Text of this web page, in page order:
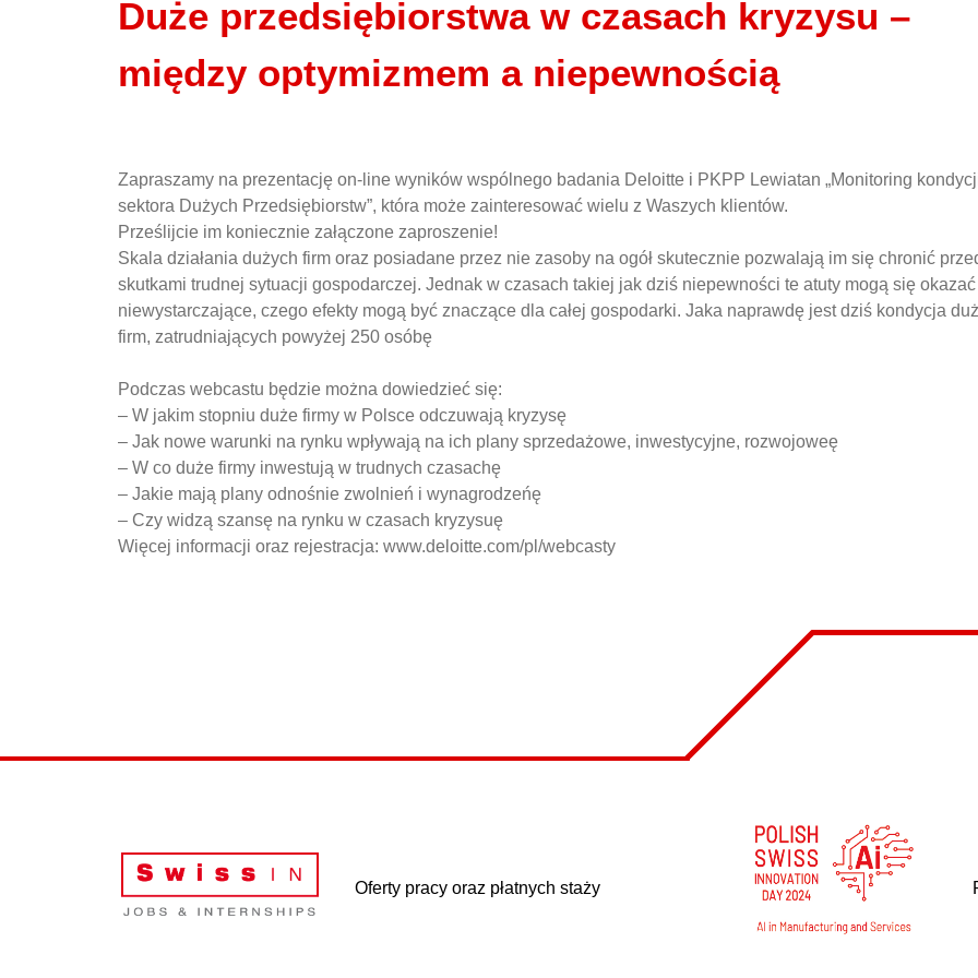
Duże przedsiębiorstwa w czasach kryzysu –
między optymizmem a niepewnością
Zapraszamy na prezentację on-line wyników wspólnego badania Deloitte i PKPP Lewiatan „Monitoring
sektora Dużych Przedsiębiorstw”, która może zainteresować wielu z Waszych klientów.
Prześlijcie im koniecznie załączone zaproszenie!
Skala działania dużych firm oraz posiadane przez nie zasoby na ogół skutecznie pozwalają im się chronić
skutkami trudnej sytuacji gospodarczej. Jednak w czasach takiej jak dziś niepewności te atuty mogą się okazać
niewystarczające, czego efekty mogą być znaczące dla całej gospodarki. Jaka naprawdę jest dziś kondycja
firm, zatrudniających powyżej 250 osóbę
Podczas webcastu będzie można dowiedzieć się:
– W jakim stopniu duże firmy w Polsce odczuwają kryzysę
– Jak nowe warunki na rynku wpływają na ich plany sprzedażowe, inwestycyjne, rozwojoweę
– W co duże firmy inwestują w trudnych czasachę
– Jakie mają plany odnośnie zwolnień i wynagrodzeńę
– Czy widzą szansę na rynku w czasach kryzysuę
Więcej informacji oraz rejestracja: www.deloitte.com/pl/webcasty
Oferty pracy oraz płatnych staży